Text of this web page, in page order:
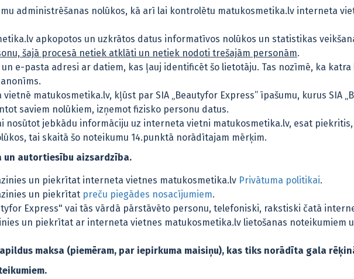
administrēšanas nolūkos, kā arī lai kontrolētu matukosmetika.lv interneta
apkopotos un uzkrātos datus informatīvos nolūkos un statistikas
šajā procesā netiek atklāti un netiek nodoti trešajām personām.
e-pasta adresi ar datiem, kas ļauj identificēt šo lietotāju. Tas nozīmē, ka
matukosmetika.lv, kļūst par SIA „Beautyfor Express” īpašumu, kurus SIA
saviem nolūkiem, izņemot fizisko personu datus.
nosūtot jebkādu informāciju uz interneta vietni matukosmetika.lv, esat piekritis,
tai skaitā šo noteikumu 14.punktā norādītajam mērķim.
un autortiesību aizsardzība.
un piekrītat interneta vietnes matukosmetika.lv Privātuma politikai.
un piekrītat preču piegādes nosacījumiem.
Express" vai tās vārdā pārstāvēto personu, telefoniski, rakstiski čatā
un piekrītat ar interneta vietnes matukosmetika.lv lietošanas
maksa (piemēram, par iepirkuma maisiņu), kas tiks norādīta gala